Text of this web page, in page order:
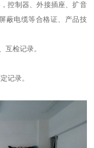
控制器、外接插座、扩音
蔽电缆等合格证、产品技
互检记录。
记录。